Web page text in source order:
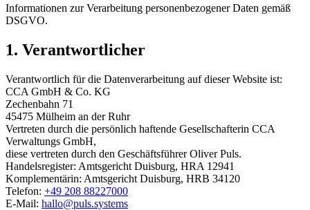
Informationen zur Verarbeitung personenbezogener Daten gemäß
DSGVO.
1. Verantwortlicher
Verantwortlich für die Datenverarbeitung auf dieser Website ist:
CCA GmbH & Co. KG
Zechenbahn 71
45475 Mülheim an der Ruhr
Vertreten durch die persönlich haftende Gesellschafterin CCA
Verwaltungs GmbH,
diese vertreten durch den Geschäftsführer Oliver Puls.
Handelsregister: Amtsgericht Duisburg, HRA 12941
Komplementärin: Amtsgericht Duisburg, HRB 34120
Telefon: +49 208 88227000
E-Mail: hallo@puls.systems